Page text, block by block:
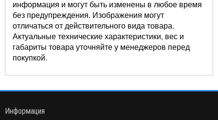
информация и могут быть изменены в любое время
без предупреждения. Изображения могут
отличаться от действительного вида товара.
Актуальные технические характеристики, вес и
габариты товара уточняйте у менеджеров перед
покупкой.
Информация